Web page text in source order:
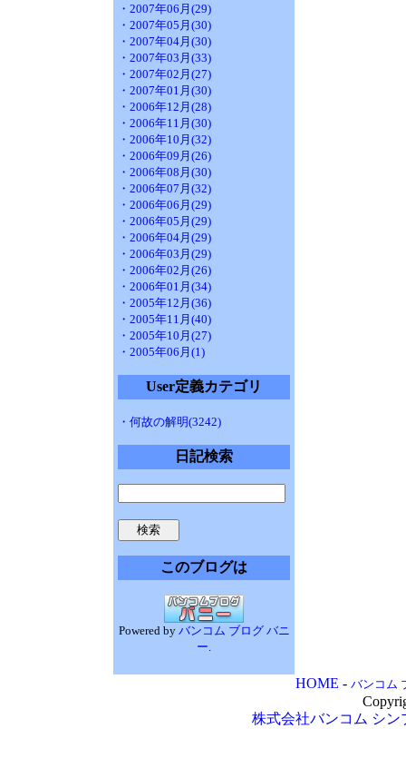
・2007年06月(29)
・2007年05月(30)
・2007年04月(30)
・2007年03月(33)
・2007年02月(27)
・2007年01月(30)
・2006年12月(28)
・2006年11月(30)
・2006年10月(32)
・2006年09月(26)
・2006年08月(30)
・2006年07月(32)
・2006年06月(29)
・2006年05月(29)
・2006年04月(29)
・2006年03月(29)
・2006年02月(26)
・2006年01月(34)
・2005年12月(36)
・2005年11月(40)
・2005年10月(27)
・2005年06月(1)
User定義カテゴリ
・何故の解明(3242)
日記検索
このブログは
Powered by バンコム ブログ バニ
ー.
HOME - バンコム
株式会社バンコム シン